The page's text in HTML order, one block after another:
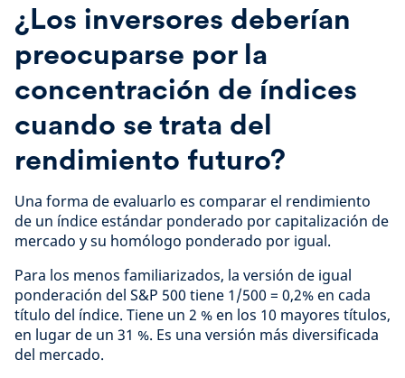
¿Los inversores deberían
preocuparse por la
concentración de índices
cuando se trata del
rendimiento futuro?
Una forma de evaluarlo es comparar el rendimiento
de un índice estándar ponderado por capitalización de
mercado y su homólogo ponderado por igual.
Para los menos familiarizados, la versión de igual
ponderación del S&P 500 tiene 1/500 = 0,2% en cada
título del índice. Tiene un 2 % en los 10 mayores títulos,
en lugar de un 31 %. Es una versión más diversificada
del mercado.